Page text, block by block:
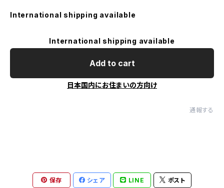
International shipping available
International shipping available
Add to cart
日本国内にお住まいの方向け
通報する
保存 シェア LINE ポスト